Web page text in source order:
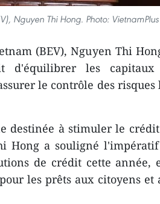
Nguyen Thi Hong. Photo: VietnamPlus
(BEV), Nguyen Thi
d'équilibrer les capitaux
le contrôle des risques
destinée à stimuler le
Hong a souligné
de crédit cette année,
les prêts aux citoyens et